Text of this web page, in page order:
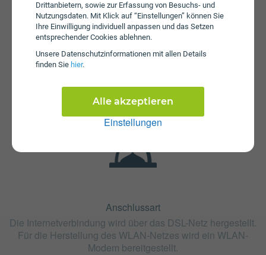
Drittanbietern, sowie zur Erfassung von Besuchs- und
Nutzungsdaten. Mit Klick auf “Einstellungen” können Sie
Ihre Einwilligung individuell anpassen und das Setzen
entsprechender Cookies ablehnen.
Unsere Daten­schutz­informationen mit allen Details
finden Sie hier.
Einstellungen
Alle akzeptieren
Fristen
Der Tarif SmartNET 80 ist ohne Bindung oder mit 24
Monaten Bindung erhältlich. Die Kündigungsfrist beträgt 1
Monat.
Anschlussart
Die Internetverbindung wird über das DSL-Netz hergestellt.
Für die Herstellung des WLAN-Netzes wird ein WLAN-
Modem bereitgestellt.